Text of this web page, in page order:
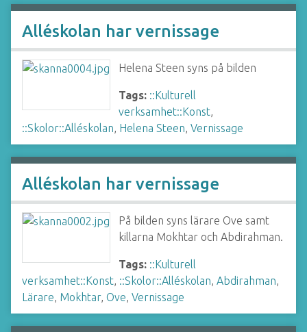
Alléskolan har vernissage
Helena Steen syns på bilden
Tags: ::Kulturell
verksamhet::Konst,
::Skolor::Alléskolan, Helena Steen, Vernissage
Alléskolan har vernissage
På bilden syns lärare Ove samt
killarna Mokhtar och Abdirahman.
Tags: ::Kulturell
verksamhet::Konst, ::Skolor::Alléskolan, Abdirahman,
Lärare, Mokhtar, Ove, Vernissage